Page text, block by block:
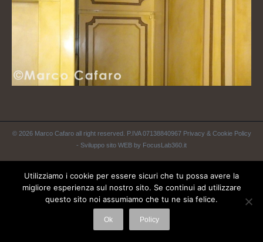
© 2026 Marco Cafaro all right reserved. P.IVA 07138840967 Privacy & Cookie Policy
- Sviluppo sito WEB by FocusLab360.it
Utilizziamo i cookie per essere sicuri che tu possa avere la
migliore esperienza sul nostro sito. Se continui ad utilizzare
questo sito noi assumiamo che tu ne sia felice.
Ok Policy